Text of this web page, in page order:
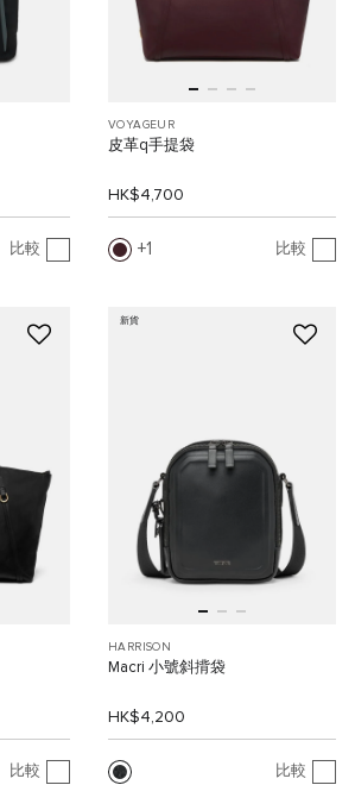
比較
VOYAGEUR
皮革q手提袋
HK$4,700
1 比較
比較
新貨
HARRISON
Macri 小號斜揹袋
HK$4,200
比較